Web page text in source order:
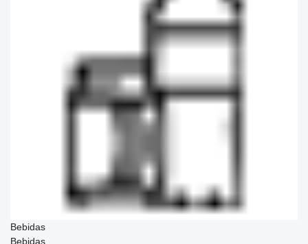
Bebidas
Bebidas